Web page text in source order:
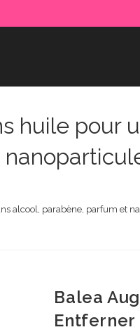
huile pour
alcool, parabène, parfum et
Balea
Entferner